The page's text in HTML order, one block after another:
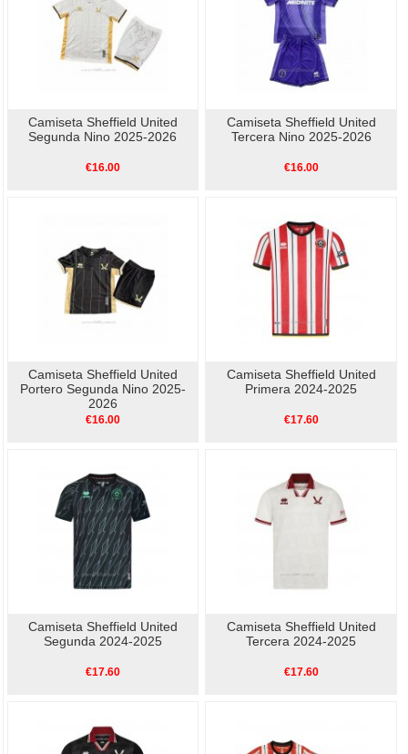
Camiseta Sheffield United
Segunda Nino 2025-2026
€16.00
Camiseta Sheffield United
Tercera Nino 2025-2026
€16.00
Camiseta Sheffield United
Portero Segunda Nino 2025-
2026
€16.00
Camiseta Sheffield United
Primera 2024-2025
€17.60
Camiseta Sheffield United
Segunda 2024-2025
€17.60
Camiseta Sheffield United
Tercera 2024-2025
€17.60